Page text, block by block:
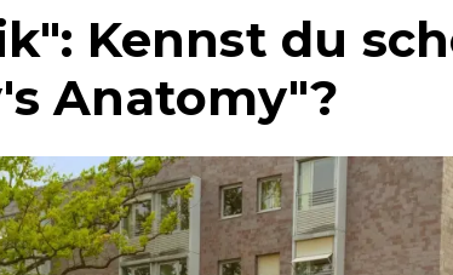
Kennst du
Anatomy"?